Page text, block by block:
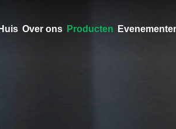
Huis Over ons Producten